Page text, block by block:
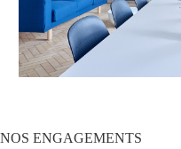
NOS ENGAGEMENTS